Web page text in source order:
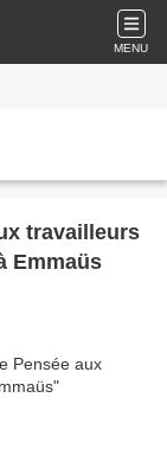
MENU
travailleurs
Emmaüs